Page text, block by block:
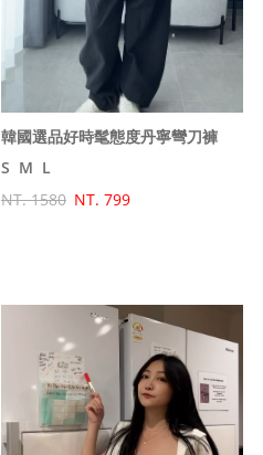
韓國選品好時髦態度丹寧彎刀褲
S M L
NT. 1580 NT. 799